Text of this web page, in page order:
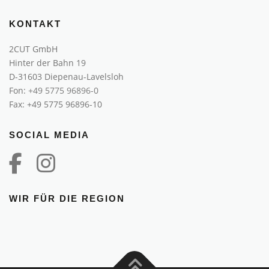
KONTAKT
2CUT GmbH
Hinter der Bahn 19
D-31603 Diepenau-Lavelsloh
Fon: +49 5775 96896-0
Fax: +49 5775 96896-10
SOCIAL MEDIA
WIR FÜR DIE REGION